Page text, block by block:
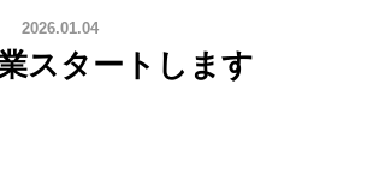
2026.01.04
スタートします